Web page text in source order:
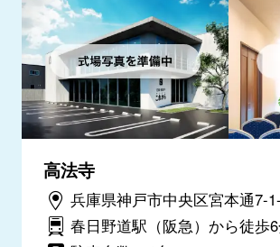
高法寺
兵庫県神戸市中央区宮本通7-
春日野道駅（阪急）から徒歩